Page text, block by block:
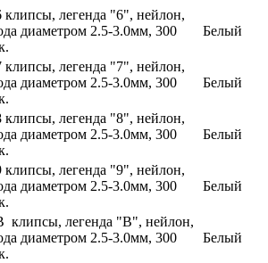
клипсы, легенда "6", нейлон,
диаметром 2.5-3.0мм, 300
Белый
клипсы, легенда "7", нейлон,
диаметром 2.5-3.0мм, 300
Белый
клипсы, легенда "8", нейлон,
диаметром 2.5-3.0мм, 300
Белый
клипсы, легенда "9", нейлон,
диаметром 2.5-3.0мм, 300
Белый
клипсы, легенда "B", нейлон,
диаметром 2.5-3.0мм, 300
Белый